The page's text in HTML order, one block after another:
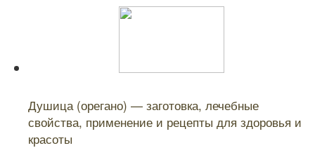
Душица (орегано) — заготовка, лечебные
свойства, применение и рецепты для здоровья и
красоты